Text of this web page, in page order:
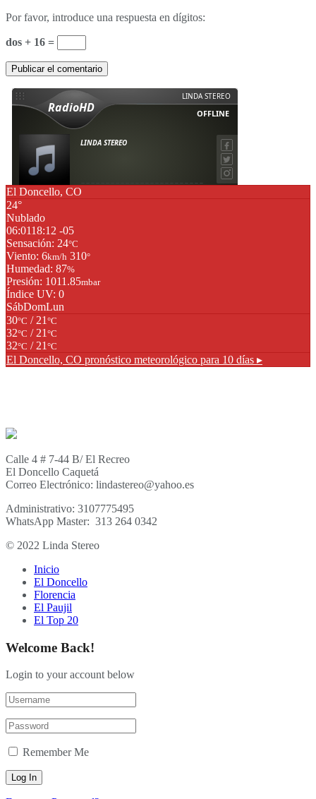
Por favor, introduce una respuesta en dígitos:
dos + 16 =
El Doncello, CO
24°
Nublado
06:0118:12 -05
Sensación: 24°C
Viento: 6km/h 310°
Humedad: 87%
Presión: 1011.85mbar
Índice UV: 0
SábDomLun
30°C / 21 °C
32°C / 21 °C
32°C / 21 °C
El Doncello, CO pronóstico meteorológico para 10 días ▸
Calle 4 # 7-44 B/ El Recreo
El Doncello Caquetá
Correo Electrónico: lindastereo@yahoo.es
Administrativo: 3107775495
WhatsApp Master: 313 264 0342
© 2022 Linda Stereo
Inicio
El Doncello
Florencia
El Paujil
El Top 20
Welcome Back!
Login to your account below
Remember Me